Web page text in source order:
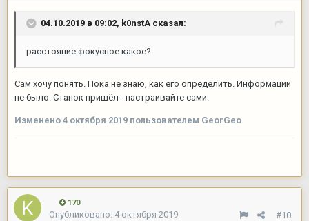
04.10.2019 в 09:02, k0nstA сказал:
расстояние фокусное какое?
Сам хочу понять. Пока не знаю, как его определить. Информации
не было. Станок пришёл - настраивайте сами.
Изменено 4 октября 2019 пользователем GeorGeo
170
#10
Опубликовано: 4 октября 2019